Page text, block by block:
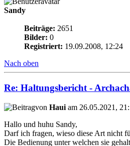
Sandy
Beiträge: 2651
Bilder: 0
Registriert: 19.09.2008, 12:24
Nach oben
Re: Haltungsbericht -
von Haui am 26.05.2021,
Hallo und huhu Sandy,
Darf ich fragen, wieso diese Art nicht
Die Bedienung unter welchen sie